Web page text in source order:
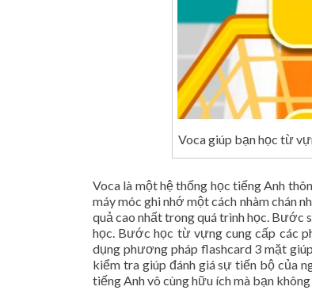
Voca giúp bạn học từ
Voca là một hệ thống học tiếng Anh
máy móc ghi nhớ một cách nhàm chán
quả cao nhất trong quá trình học. Bước
học. Bước học từ vựng cung cấp các
dụng phương pháp flashcard 3 mặt
kiểm tra giúp đánh giá sự tiến bộ của
tiếng Anh vô cùng hữu ích mà bạn không